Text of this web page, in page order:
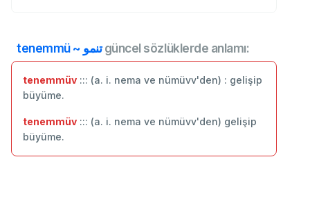
tenemmü ~ تنموgüncel sözlüklerde anlamı:
tenemmüv ::: (a. i. nema ve nümüvv'den) : gelişip
büyüme.
tenemmüv ::: (a. i. nema ve nümüvv'den) gelişip
büyüme.